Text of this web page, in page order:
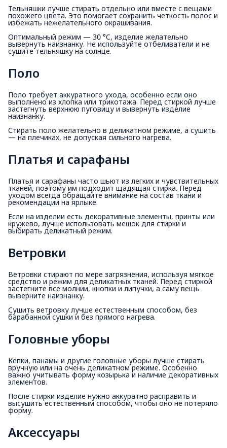
Тельняшки лучше стирать отдельно или вместе с вещами
похожего цвета. Это помогает сохранить четкость полос и
избежать нежелательного окрашивания.
Оптимальный режим — 30 °C, изделие желательно
вывернуть наизнанку. Не используйте отбеливатели и не
сушите тельняшку на солнце.
Поло
Поло требует аккуратного ухода, особенно если оно
выполнено из хлопка или трикотажа. Перед стиркой лучше
застегнуть верхнюю пуговицу и вывернуть изделие
наизнанку.
Стирать поло желательно в деликатном режиме, а сушить
— на плечиках, не допуская сильного нагрева.
Платья и сарафаны
Платья и сарафаны часто шьют из легких и чувствительных
тканей, поэтому им подходит щадящая стирка. Перед
уходом всегда обращайте внимание на состав ткани и
рекомендации на ярлыке.
Если на изделии есть декоративные элементы, принты или
кружево, лучше использовать мешок для стирки и
выбирать деликатный режим.
Ветровки
Ветровки стирают по мере загрязнения, используя мягкое
средство и режим для деликатных тканей. Перед стиркой
застегните все молнии, кнопки и липучки, а саму вещь
выверните наизнанку.
Сушить ветровку лучше естественным способом, без
барабанной сушки и без прямого нагрева.
Головные уборы
Кепки, панамы и другие головные уборы лучше стирать
вручную или на очень деликатном режиме. Особенно
важно учитывать форму козырька и наличие декоративных
элементов.
После стирки изделие нужно аккуратно расправить и
высушить естественным способом, чтобы оно не потеряло
форму.
Аксессуары